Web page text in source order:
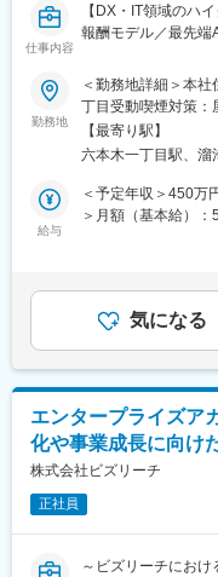
変更の範囲：会社の
■当部署のミッショ
IT・コンサル業界で
部署のミッション
なく、両方の幸せ
題を自分ごととし
考えていきます。
■キャリアパス：
まずは候補者様・
また、経営メンバ
会社運営のスキルも
※志向に合わせたキ
また、当社は人材紹
も他事業の展開も予
社の代表として新規
仕事内容
【DX・IT領域のハ
報酬モデル／最先端
1期目から2期目は
460％以上の成長を
まれています。
クライアントから
ライアントの新規開
ンドでの依頼）、
こういった状況の
■業務内容
キャリアアドバイ
ます。また責任者
ていただきます。
・求職者様に対する
中立的なキャリアカ
ご相談者にご意向や
選考に向けた綿密な
内定時の適切な条
勤務地
＜勤務地詳細＞本
丁目受動喫煙対策：
所（リモートワーク
【最寄り駅】
六本木一丁目駅、溜
給与
＜予定年収＞450万
＞月額（基本給）
センティブ、全社
酬体系です■モデル
はあくまでも目安の
あります。月給(月
気になる
エンタープライズア
化や事業成長に向け
株式会社ビズリーチ
正社員
～ビズリーチにお